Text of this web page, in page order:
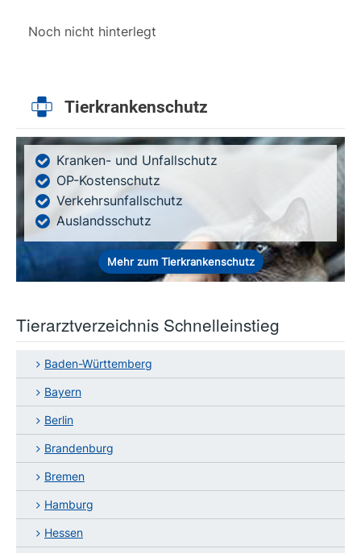
Noch nicht hinterlegt
Tierkrankenschutz
Kranken- und Unfallschutz
OP-Kostenschutz
Verkehrsunfallschutz
Auslandsschutz
Mehr zum Tierkrankenschutz
Tierarztverzeichnis Schnelleinstieg
Baden-Württemberg
Bayern
Berlin
Brandenburg
Bremen
Hamburg
Hessen